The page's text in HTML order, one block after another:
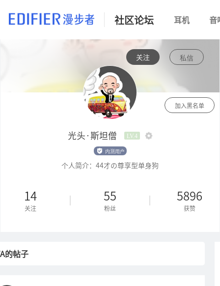
社区论坛 耳机 音
关注 私信
光头·斯坦僧 LV.4
内测用户
个人简介：44才の尊享型单身狗
14
关注
55
粉丝
5896
获赞
加入黑名单
的帖子